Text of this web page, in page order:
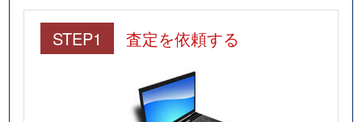
STEP1 査定を依頼する